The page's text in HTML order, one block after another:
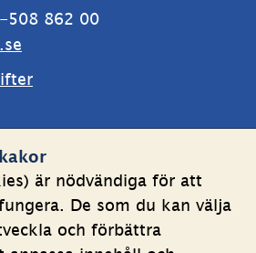
är nödvändiga för att
De som du kan välja
och förbättra
508 862 00